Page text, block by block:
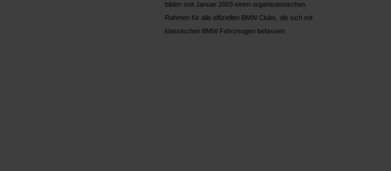
bilden seit Januar 2003 einen organisatorischen
Rahmen für alle offiziellen BMW Clubs, die sich mit
klassischen BMW Fahrzeugen befassen.